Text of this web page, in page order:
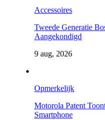
Accessoires
Tweede Generatie
Aangekondigd
9 aug, 2026
Opmerkelijk
Motorola Patent
Smartphone